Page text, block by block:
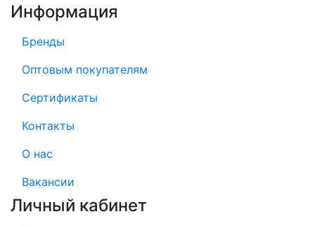
Информация
Бренды
Оптовым покупателям
Сертификаты
Контакты
О нас
Вакансии
Личный кабинет